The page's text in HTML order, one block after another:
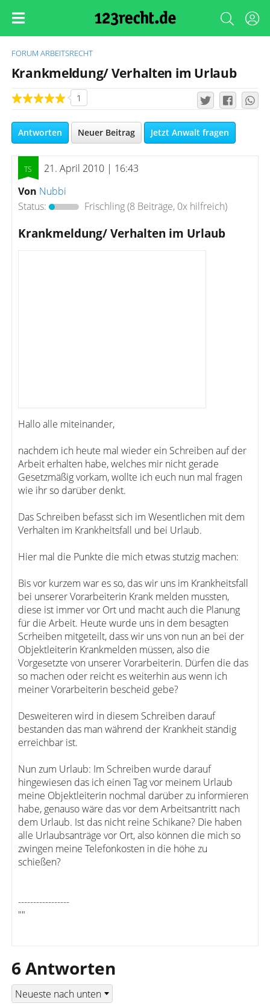
FORUM ARBEITSRECHT
Krankmeldung/ Verhalten im Urlaub
1
Antworten Neuer Beitrag Jetzt Anwalt fragen
21. April 2010 | 16:43
Von Nubbi
Status:
Frischling(8 Beiträge, 0x hilfreich)
Krankmeldung/ Verhalten im Urlaub
Hallo alle miteinander,
nachdem ich heute mal wieder ein Schreiben auf der
Arbeit erhalten habe, welches mir nicht gerade
Gesetzmäßig vorkam, wollte ich euch nun mal fragen
wie ihr so darüber denkt.
Das Schreiben befasst sich im Wesentlichen mit dem
Verhalten im Krankheitsfall und bei Urlaub.
Hier mal die Punkte die mich etwas stutzig machen:
Bis vor kurzem war es so, das wir uns im Krankheitsfall
bei unserer Vorarbeiterin Krank melden mussten,
diese ist immer vor Ort und macht auch die Planung
für die Arbeit. Heute wurde uns in dem besagten
Scrheiben mitgeteilt, dass wir uns von nun an bei der
Objektleiterin Krankmelden müssen, also die
Vorgesetzte von unserer Vorarbeiterin. Dürfen die das
so machen oder reicht es weiterhin aus wenn ich
meiner Vorarbeiterin bescheid gebe?
Desweiteren wird in diesem Schreiben darauf
bestanden das man während der Krankheit ständig
erreichbar ist.
Nun zum Urlaub: Im Schreiben wurde darauf
hingewiesen das ich einen Tag vor meinem Urlaub
meine Objektleiterin nochmal darüber zu informieren
habe, genauso wäre das vor dem Arbeitsantritt nach
dem Urlaub. Ist das nicht reine Schikane? Die haben
alle Urlaubsanträge vor Ort, also können die mich so
zwingen meine Telefonkosten in die höhe zu
schießen?
-----------------
""
6 Antworten